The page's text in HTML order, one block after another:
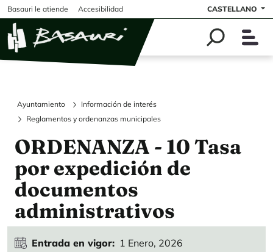
Pasar al contenido principal
Basauri le atiende Accesibilidad CASTELLANO
Ayuntamiento
Información de interés
Reglamentos y ordenanzas municipales
ORDENANZA - 10 Tasa
por expedición de
documentos
administrativos
Entrada en vigor
1 Enero, 2026